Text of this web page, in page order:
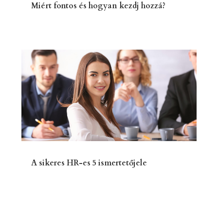
Miért fontos és hogyan kezdj hozzá?
A sikeres HR-es 5 ismertetőjele